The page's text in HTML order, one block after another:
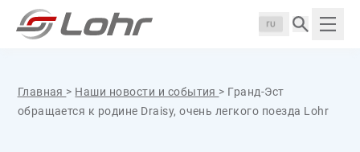
Перейти к содержанию
Langue :
Главная > Наши новости и события > Гранд-Эст
обращается к родине Draisy, очень легкого поезда Lohr
Панель управления cookies